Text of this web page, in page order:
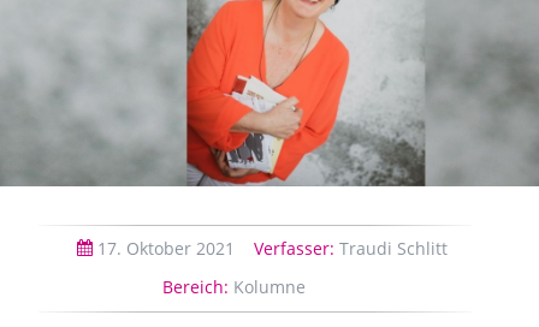
17. Oktober 2021 Verfasser: Traudi Schlitt
Bereich: Kolumne